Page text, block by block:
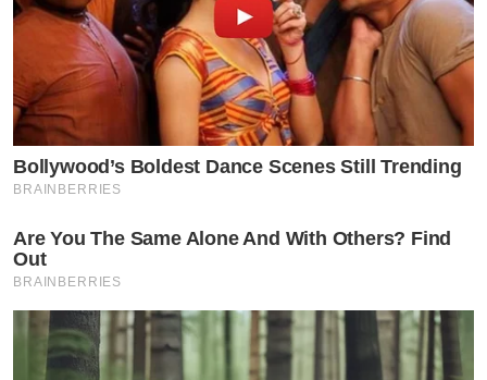
Bollywood’s Boldest Dance Scenes Still Trending
BRAINBERRIES
Are You The Same Alone And With Others? Find
Out
BRAINBERRIES